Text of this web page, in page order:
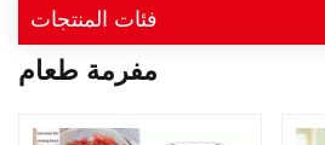
فئات المنتجات
مفرمة طعام